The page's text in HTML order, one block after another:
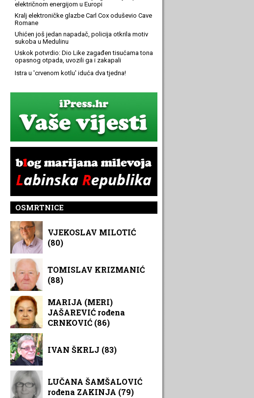
električnom energijom u Europi
Kralj elektroničke glazbe Carl Cox oduševio Cave
Romane
Uhićen još jedan napadač, policija otkrila motiv
sukoba u Medulinu
Uskok potvrdio: Dio Like zagađen tisućama tona
opasnog otpada, uvozili ga i zakapali
Istra u 'crvenom kotlu' iduća dva tjedna!
OSMRTNICE
VJEKOSLAV MILOTIĆ
(80)
TOMISLAV KRIZMANIĆ
(88)
MARIJA (MERI)
JAŠAREVIĆ rođena
CRNKOVIĆ (86)
IVAN ŠKRLJ (83)
LUČANA ŠAMŠALOVIĆ
rođena ZAKINJA (79)